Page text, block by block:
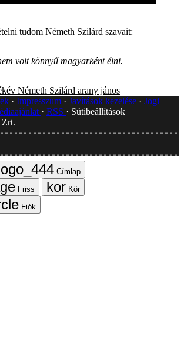
tudom Németh Szilárd szavait:
volt könnyű magyarként élni.
Németh Szilárd arany jános
Impresszum Javítások kezelése
Jogi
RSS
Sütibeállítások
Zrt.
Címlap
Friss
Kör
Fiók